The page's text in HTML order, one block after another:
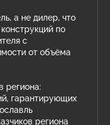
а не дилер, что
по
с
от объёма
региона:
гарантирующих
региона